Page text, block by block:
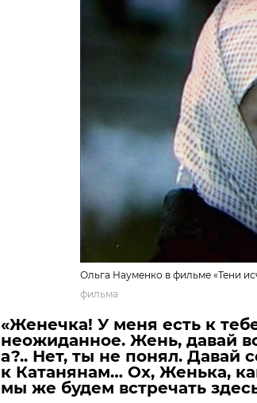
Ольга Науменко в фильме «Тени
фильма
«Женечка! У меня есть к
неожиданное. Жень, давай
а?.. Нет, ты не понял. Давай
к Катанянам… Ох, Женька,
мы же будем встречать